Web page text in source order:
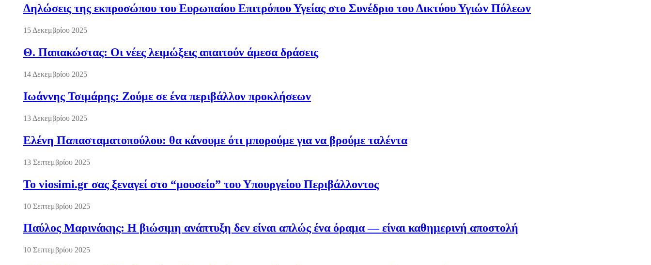
Δηλώσεις της εκπροσώπου του Ευρωπαίου Επιτρόπου Υγείας στο Συνέδριο του Δικτύου Υγιών Πόλεων
15 Δεκεμβρίου 2025
Θ. Παπακώστας: Οι νέες λειμώξεις απαιτούν άμεσα δράσεις
14 Δεκεμβρίου 2025
Ιωάννης Τσιμάρης: Ζούμε σε ένα περιβάλλον προκλήσεων
13 Δεκεμβρίου 2025
Ελένη Παπασταματοπούλου: θα κάνουμε ότι μπορούμε για να βρούμε ταλέντα
13 Σεπτεμβρίου 2025
Το viosimi.gr σας ξεναγεί στο “μουσείο” του Υπουργείου Περιβάλλοντος
10 Σεπτεμβρίου 2025
Παύλος Μαρινάκης: Η βιώσιμη ανάπτυξη δεν είναι απλώς ένα όραμα — είναι καθημερινή αποστολή
10 Σεπτεμβρίου 2025